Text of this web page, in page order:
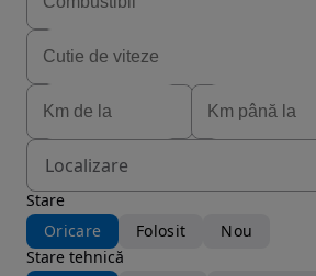
Localizare
Stare
Oricare
Folosit
Nou
Stare tehnică